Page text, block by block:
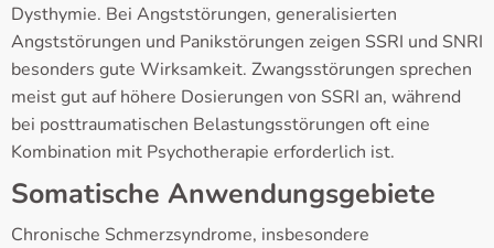
Dysthymie. Bei Angststörungen, generalisierten
Angststörungen und Panikstörungen zeigen SSRI und SNRI
besonders gute Wirksamkeit. Zwangsstörungen sprechen
meist gut auf höhere Dosierungen von SSRI an, während
bei posttraumatischen Belastungsstörungen oft eine
Kombination mit Psychotherapie erforderlich ist.
Somatische Anwendungsgebiete
Chronische Schmerzsyndrome, insbesondere